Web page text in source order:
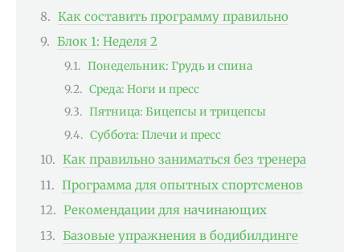
Как составить программу правильно
Блок 1: Неделя 2
Понедельник: Грудь и спина
Среда: Ноги и пресс
Пятница: Бицепсы и трицепсы
Суббота: Плечи и пресс
Как правильно заниматься без тренера
Программа для опытных спортсменов
Рекомендации для начинающих
Базовые упражнения в бодибилдинге